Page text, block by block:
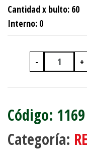
Cantidad x bulto: 60
Interno: 0
- +
1169
Categoría: